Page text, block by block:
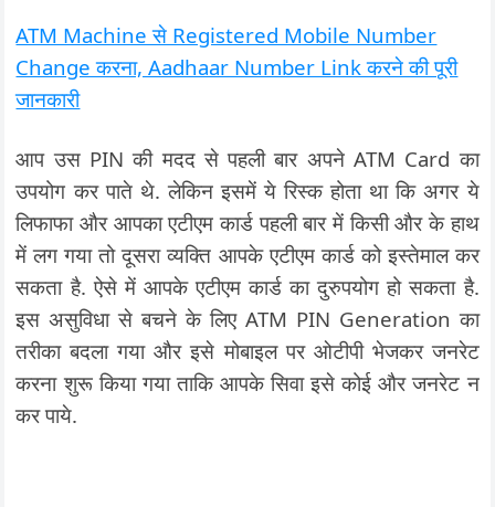
ATM Machine से Registered Mobile Number
Change करना, Aadhaar Number Link करने की पूरी
जानकारी
आप उस PIN की मदद से पहली बार अपने ATM Card का
उपयोग कर पाते थे. लेकिन इसमें ये रिस्क होता था कि अगर ये
लिफाफा और आपका एटीएम कार्ड पहली बार में किसी और के हाथ
में लग गया तो दूसरा व्यक्ति आपके एटीएम कार्ड को इस्तेमाल कर
सकता है. ऐसे में आपके एटीएम कार्ड का दुरुपयोग हो सकता है.
इस असुविधा से बचने के लिए ATM PIN Generation का
तरीका बदला गया और इसे मोबाइल पर ओटीपी भेजकर जनरेट
करना शुरू किया गया ताकि आपके सिवा इसे कोई और जनरेट न
कर पाये.